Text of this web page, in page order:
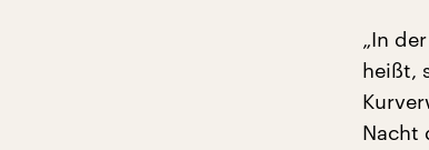
„In
heißt,
Nacht